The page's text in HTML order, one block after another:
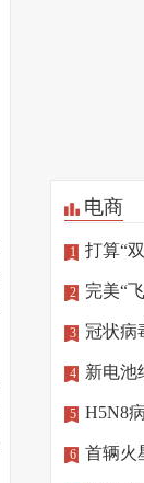
电商
1 打算“双十
2 完美“飞
3 冠状病
4 新电池结构
5 H5N8病
6 首辆火